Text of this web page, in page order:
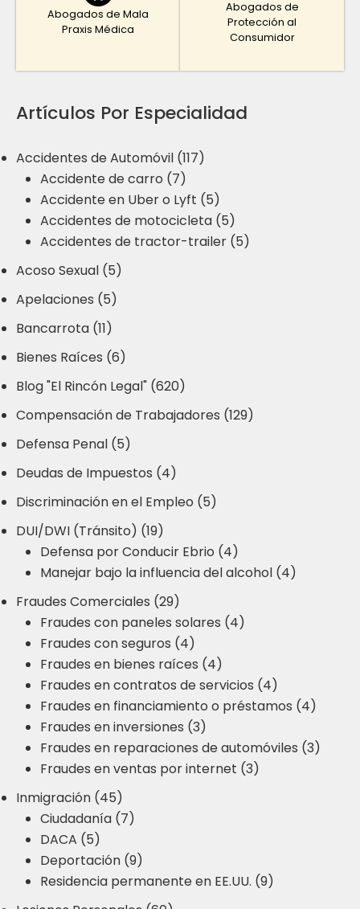
Abogados de Mala
Praxis Médica
Abogados de
Protección al
Consumidor
Artículos Por Especialidad
Accidentes de Automóvil (117)
Accidente de carro (7)
Accidente en Uber o Lyft (5)
Accidentes de motocicleta (5)
Accidentes de tractor-trailer (5)
Acoso Sexual (5)
Apelaciones (5)
Bancarrota (11)
Bienes Raíces (6)
Blog "El Rincón Legal" (620)
Compensación de Trabajadores (129)
Defensa Penal (5)
Deudas de Impuestos (4)
Discriminación en el Empleo (5)
DUI/DWI (Tránsito) (19)
Defensa por Conducir Ebrio (4)
Manejar bajo la influencia del alcohol (4)
Fraudes Comerciales (29)
Fraudes con paneles solares (4)
Fraudes con seguros (4)
Fraudes en bienes raíces (4)
Fraudes en contratos de servicios (4)
Fraudes en financiamiento o préstamos (4)
Fraudes en inversiones (3)
Fraudes en reparaciones de automóviles (3)
Fraudes en ventas por internet (3)
Inmigración (45)
Ciudadanía (7)
DACA (5)
Deportación (9)
Residencia permanente en EE.UU. (9)